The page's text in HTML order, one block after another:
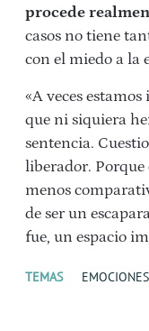
procede
casos no tiene
con el miedo a la
«A veces
que ni siquiera
sentencia.
liberador.
menos
de ser un
fue, un espacio
TEMAS EMOCIONES